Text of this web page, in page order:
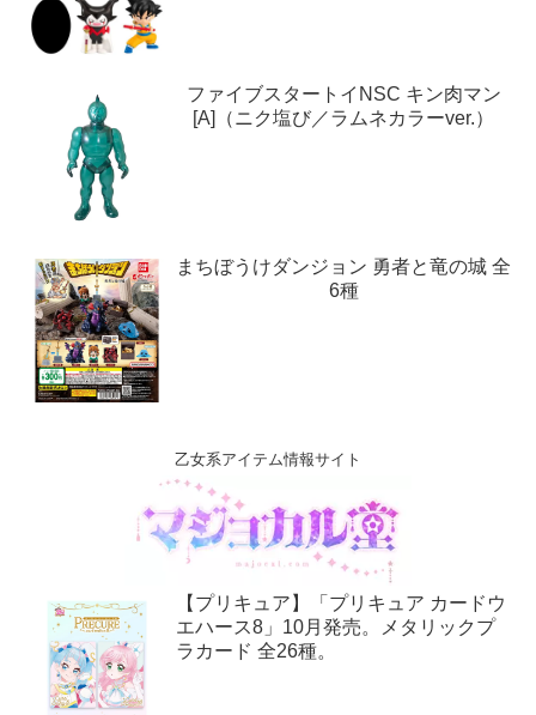
ファイブスタートイNSC キン肉マン
[A]（ニク塩び／ラムネカラーver.）
まちぼうけダンジョン 勇者と竜の城 全
6種
乙女系アイテム情報サイト
【プリキュア】「プリキュア カードウ
エハース8」10月発売。メタリックプ
ラカード 全26種。